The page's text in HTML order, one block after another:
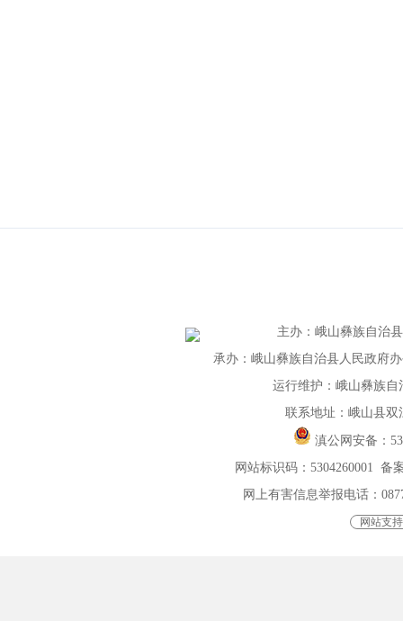
主办： 峨山彝族自治
承办：峨山彝族自治县人民政府
运行维护：峨山彝族自
联系地址：峨山县双
滇公网安备：
网站标识码：5304260001 备
网上有害信息举报电话：
网站支